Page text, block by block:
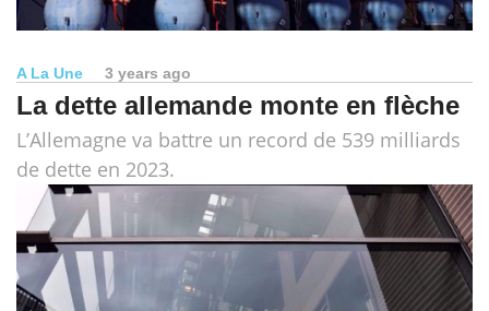
A La Une 3 years ago
La dette allemande monte en flèche
L’Allemagne va battre un record de 539 milliards
de dette en 2023.